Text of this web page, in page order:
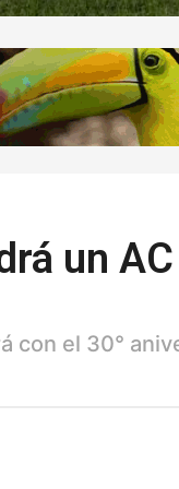
un
con el 30°